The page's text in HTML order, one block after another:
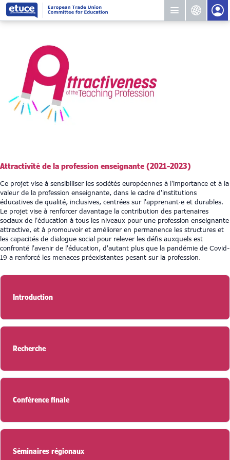
Attractivité de la profession enseignante (2021-2023)
Ce projet vise à sensibiliser les sociétés européennes à l'importance et à la
valeur de la profession enseignante, dans le cadre d'institutions
éducatives de qualité, inclusives, centrées sur l'apprenant·e et durables.
Le projet vise à renforcer davantage la contribution des partenaires
sociaux de l'éducation à tous les niveaux pour une profession enseignante
attractive, et à promouvoir et améliorer en permanence les structures et
les capacités de dialogue social pour relever les défis auxquels est
confronté l'avenir de l'éducation, d'autant plus que la pandémie de Covid-
19 a renforcé les menaces préexistantes pesant sur la profession.
Introduction
Recherche
Conférence finale
Séminaires régionaux